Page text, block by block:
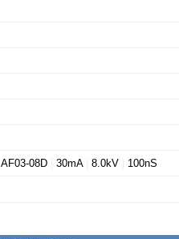
AF03-08D| 30mA| 8.0kV| 100nS